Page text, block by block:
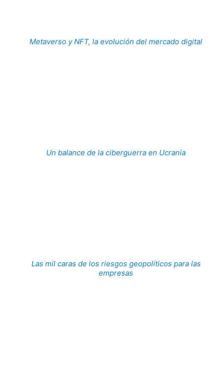
Metaverso y NFT, la evolución del mercado digital
Un balance de la ciberguerra en Ucrania
Las mil caras de los riesgos geopolíticos para las
empresas